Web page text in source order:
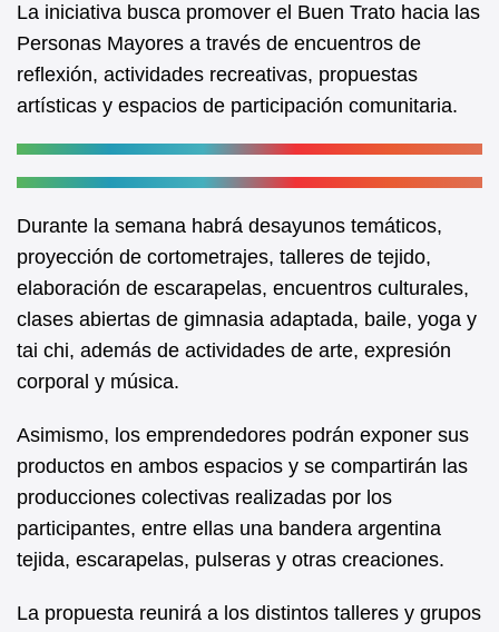
La iniciativa busca promover el Buen Trato hacia las
Personas Mayores a través de encuentros de
reflexión, actividades recreativas, propuestas
artísticas y espacios de participación comunitaria.
Durante la semana habrá desayunos temáticos,
proyección de cortometrajes, talleres de tejido,
elaboración de escarapelas, encuentros culturales,
clases abiertas de gimnasia adaptada, baile, yoga y
tai chi, además de actividades de arte, expresión
corporal y música.
Asimismo, los emprendedores podrán exponer sus
productos en ambos espacios y se compartirán las
producciones colectivas realizadas por los
participantes, entre ellas una bandera argentina
tejida, escarapelas, pulseras y otras creaciones.
La propuesta reunirá a los distintos talleres y grupos